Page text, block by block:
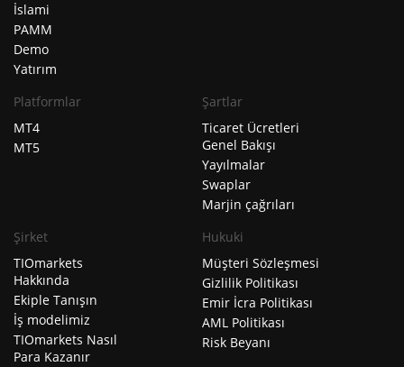
İslami
PAMM
Demo
Yatırım
Platformlar
MT4
MT5
Şartlar
Ticaret Ücretleri
Genel Bakışı
Yayılmalar
Swaplar
Marjin çağrıları
Şirket
TIOmarkets
Hakkında
Ekiple Tanışın
İş modelimiz
TIOmarkets Nasıl
Para Kazanır
Hukuki
Müşteri Sözleşmesi
Gizlilik Politikası
Emir İcra Politikası
AML Politikası
Risk Beyanı